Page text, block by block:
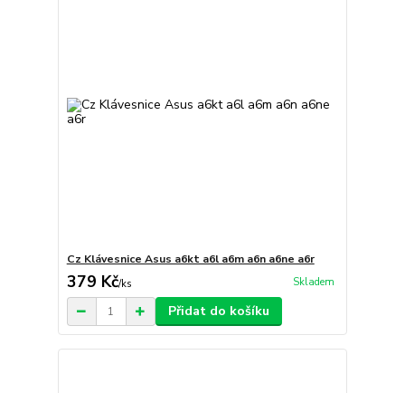
Cz Klávesnice Asus a6kt a6l a6m a6n a6ne a6r
379 Kč/ks Skladem
Přidat do košíku